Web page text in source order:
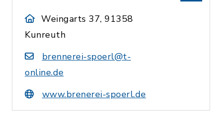
Weingarts 37, 91358
Kunreuth
brennerei-spoerl@t-
online.de
www.brenerei-spoerl.de